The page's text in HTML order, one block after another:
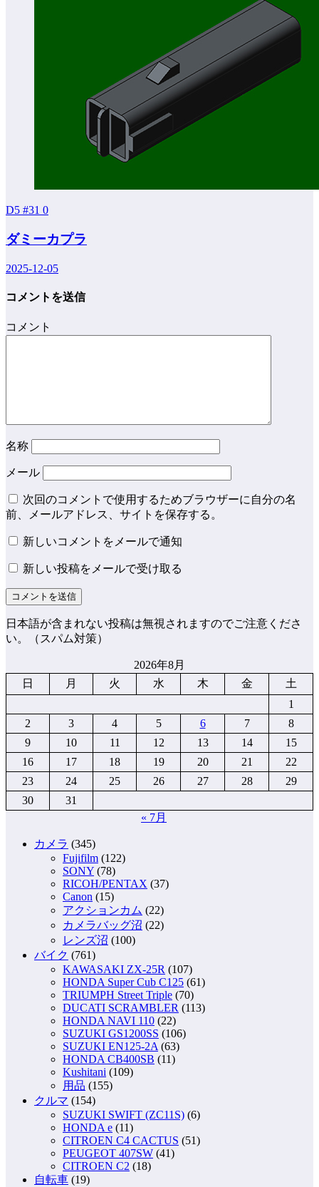
D5 #31 0
ダミーカプラ
2025-12-05
コメントを送信
コメント
名称
メール
次回のコメントで使用するためブラウザーに自分の名
前、メールアドレス、サイトを保存する。
新しいコメントをメールで通知
新しい投稿をメールで受け取る
日本語が含まれない投稿は無視されますのでご注意くださ
い。（スパム対策）
2026年8月
日
月 火 水 木 金
土
1
2
3 4 5 6 7
8
9
10 11 12 13 14
15
16
17 18 19 20 21
22
23
24 25 26 27 28
29
30
31
« 7月
カメラ (345)
Fujifilm (122)
SONY (78)
RICOH/PENTAX (37)
Canon (15)
アクションカム (22)
カメラバッグ沼 (22)
レンズ沼 (100)
バイク (761)
KAWASAKI ZX-25R (107)
HONDA Super Cub C125 (61)
TRIUMPH Street Triple (70)
DUCATI SCRAMBLER (113)
HONDA NAVI 110 (22)
SUZUKI GS1200SS (106)
SUZUKI EN125-2A (63)
HONDA CB400SB (11)
Kushitani (109)
用品 (155)
クルマ (154)
SUZUKI SWIFT (ZC11S) (6)
HONDA e (11)
CITROEN C4 CACTUS (51)
PEUGEOT 407SW (41)
CITROEN C2 (18)
自転車 (19)